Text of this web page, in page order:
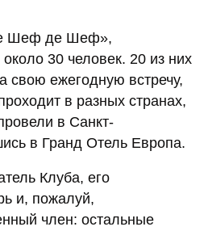
Шеф де Шеф»,
30 человек. 20 из них
свою ежегодную встречу,
в разных странах,
в Санкт-
в Гранд Отель Европа.
Клуба, его
и, пожалуй,
член: остальные